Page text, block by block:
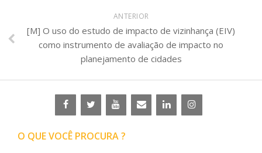
ANTERIOR
[M] O uso do estudo de impacto de vizinhança (EIV)
como instrumento de avaliação de impacto no
planejamento de cidades
O QUE VOCÊ PROCURA ?